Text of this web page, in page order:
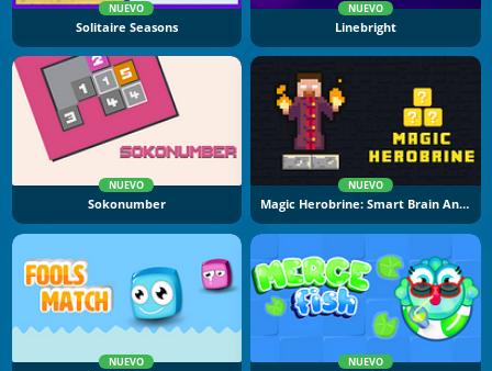
NUEVO
Solitaire Seasons
NUEVO
Linebright
NUEVO
Sokonumber
NUEVO
Magic Herobrine: Smart Brain And Puzzle Quest
NUEVO NUEVO